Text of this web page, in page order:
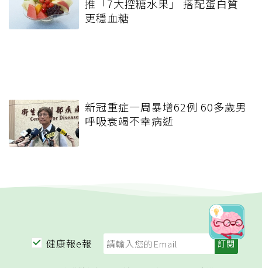
推「7大控糖水果」 搭配蛋白質
更穩血糖
新冠重症一周暴增62例 60多歲男
呼吸衰竭不幸病逝
健康報e報